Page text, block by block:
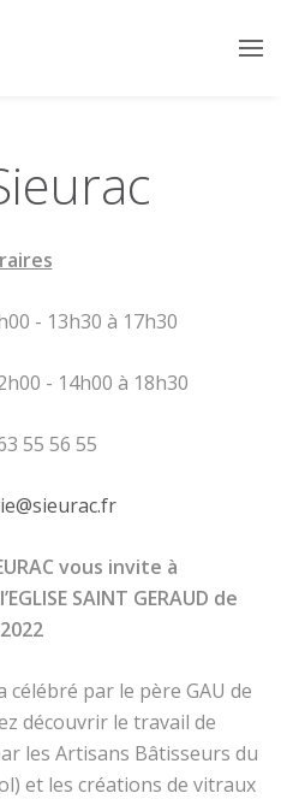
- 13h30 à 17h30
- 14h00 à 18h30
55 56 55
vous invite à
SAINT GERAUD de
célébré par le père GAU de
découvrir le travail de
les Artisans Bâtisseurs du
et les créations de vitraux